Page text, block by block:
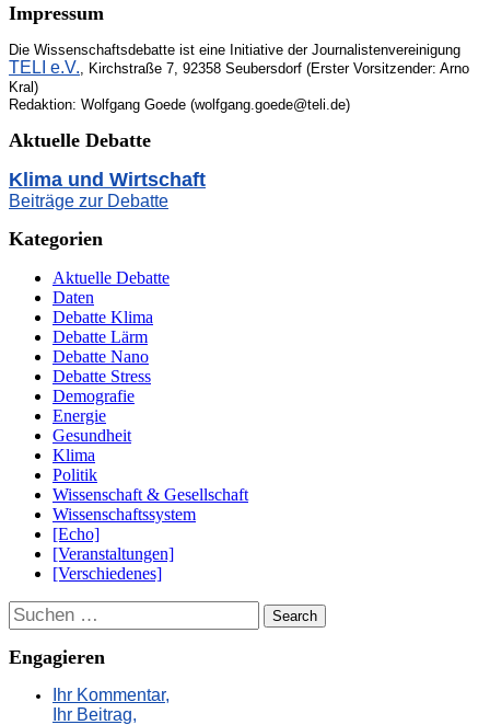
Impressum
Die Wissenschaftsdebatte ist eine Initiative der Journalistenvereinigung
TELI e.V., Kirchstraße 7, 92358 Seubersdorf (Erster Vorsitzender: Arno
Kral)
Redaktion: Wolfgang Goede (wolfgang.goede@teli.de)
Aktuelle Debatte
Klima und Wirtschaft
Beiträge zur Debatte
Kategorien
Aktuelle Debatte
Daten
Debatte Klima
Debatte Lärm
Debatte Nano
Debatte Stress
Demografie
Energie
Gesundheit
Klima
Politik
Wissenschaft & Gesellschaft
Wissenschaftssystem
[Echo]
[Veranstaltungen]
[Verschiedenes]
Suchen
Engagieren
Ihr Kommentar,
Ihr Beitrag,